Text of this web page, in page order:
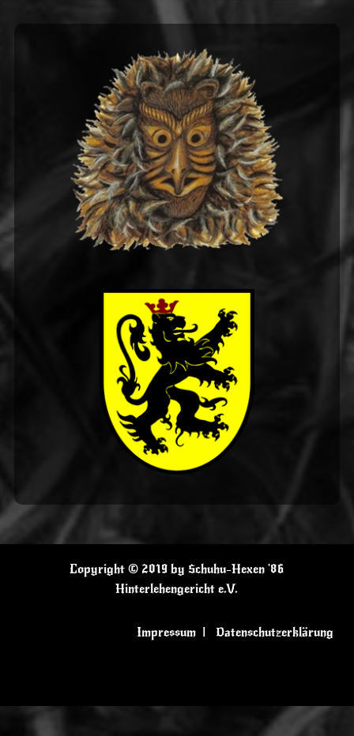
Copyright © 2019 by Schuhu-Hexen '86
Hinterlehengericht e.V.
Impressum |Datenschutzerklärung